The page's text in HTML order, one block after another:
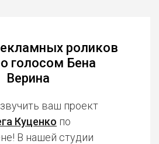
роликов
голосом Бена
Верина
ваш проект
Куценко по
В нашей студии